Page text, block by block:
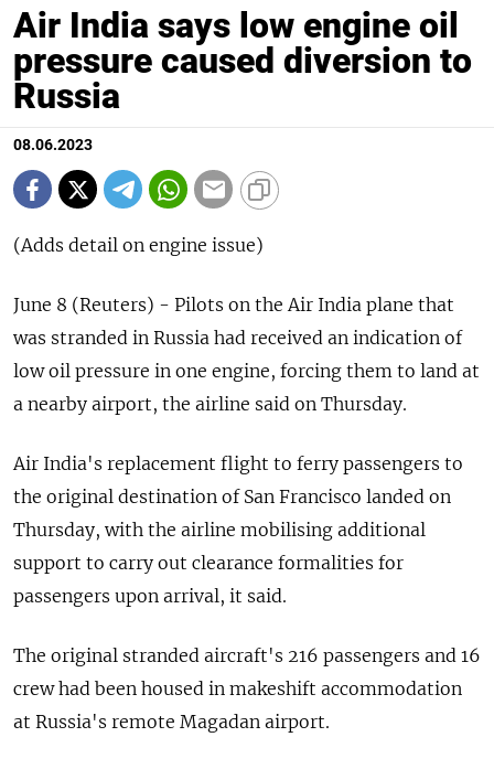
Air India says low engine oil
pressure caused diversion to
Russia
08.06.2023
(Adds detail on engine issue)
June 8 (Reuters) - Pilots on the Air India plane that
was stranded in Russia had received an indication of
low oil pressure in one engine, forcing them to land at
a nearby airport, the airline said on Thursday.
Air India's replacement flight to ferry passengers to
the original destination of San Francisco landed on
Thursday, with the airline mobilising additional
support to carry out clearance formalities for
passengers upon arrival, it said.
The original stranded aircraft's 216 passengers and 16
crew had been housed in makeshift accommodation
at Russia's remote Magadan airport.